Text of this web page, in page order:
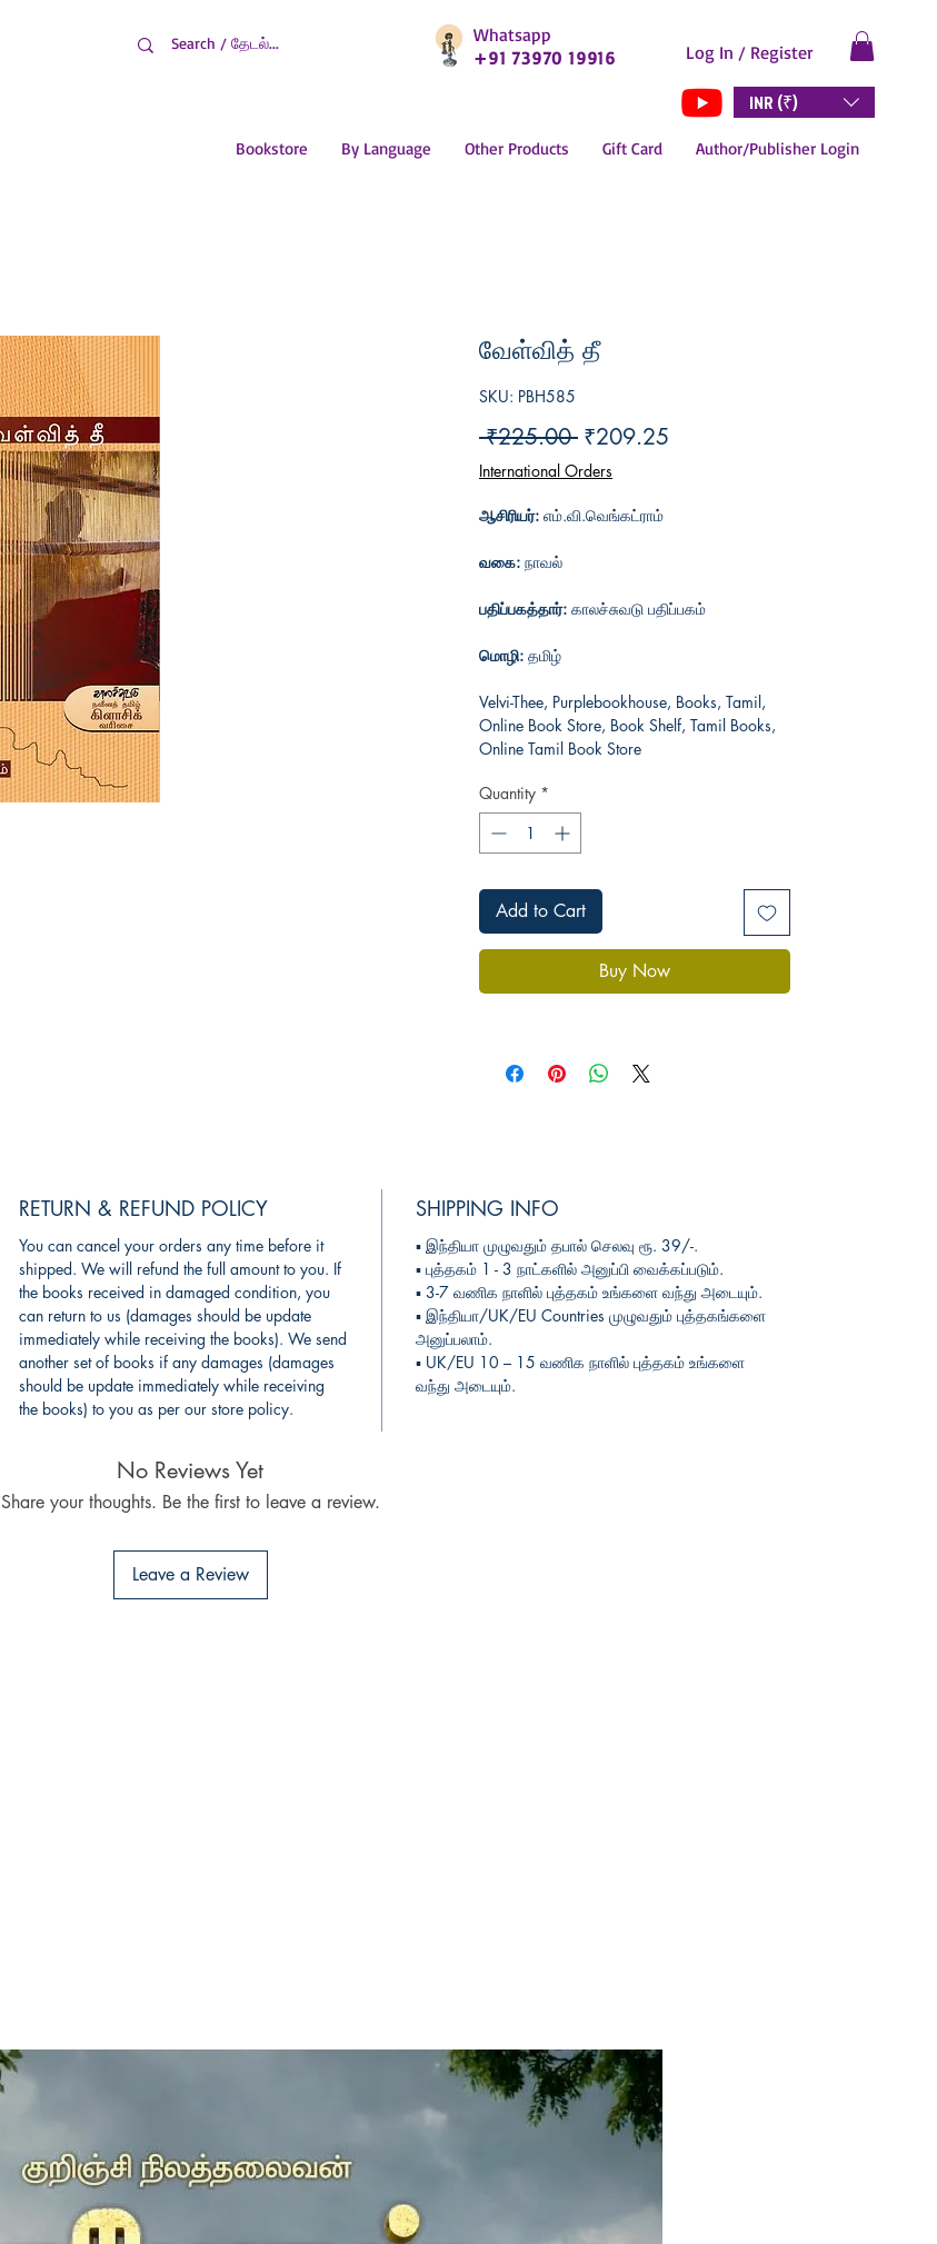
Whatsapp
+91 73970 19916
Log In / Register
INR (₹)
Bookstore By Language Other Products Gift Card Author/Publisher Login
வேள்வித் தீ
SKU: PBH585
₹225.00 Regular
Price
₹209.25
International Orders
ஆசிரியர்: எம்.வி.வெங்கட்ராம்
வகை: நாவல்
பதிப்பகத்தார்: காலச்சுவடு பதிப்பகம்
மொழி: தமிழ்
Velvi-Thee, Purplebookhouse, Books, Tamil,
Online Book Store, Book Shelf, Tamil Books,
Online Tamil Book Store
Quantity *
Add to Cart
Buy Now
RETURN & REFUND POLICY
You can cancel your orders any time before it
shipped. We will refund the full amount to you. If
the books received in damaged condition, you
can return to us (damages should be update
immediately while receiving the books). We send
another set of books if any damages (damages
should be update immediately while receiving
the books) to you as per our store policy.
SHIPPING INFO
▪︎ இந்தியா முழுவதும் தபால் செலவு ரூ. 39/-.
▪︎ புத்தகம்1 - 3 நாட்களில் அனுப்பி வைக்கப்படும்.
▪︎ 3-7 வணிக நாளில் புத்தகம் உங்களை வந்து அடையும்.
▪︎ இந்தியா/UK/EU Countries முழுவதும் புத்தகங்களை
அனுப்பலாம்.
▪︎ UK/EU 10 – 15 வணிக நாளில் புத்தகம் உங்களை
வந்து அடையும்.
No Reviews Yet
Share your thoughts. Be the first to leave a review.
Leave a Review